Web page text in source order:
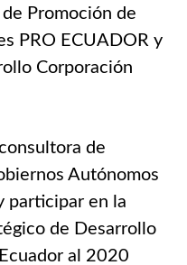
Promoción de
PRO ECUADOR y
Corporación
de
Autónomos
participar en la
de Desarrollo
al 2020